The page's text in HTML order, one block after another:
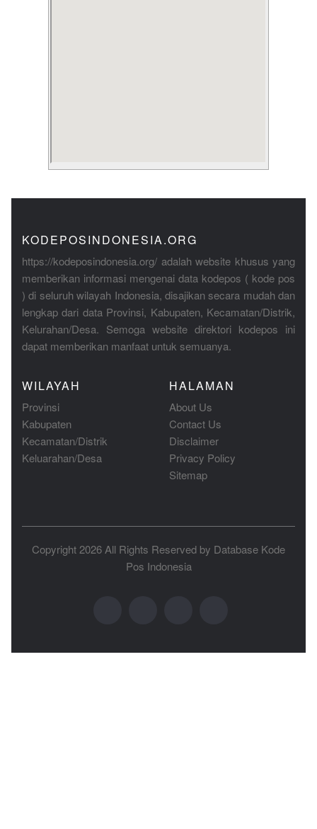
KODEPOSINDONESIA.ORG
https://kodeposindonesia.org/ adalah website khusus yang
memberikan informasi mengenai data kodepos ( kode pos
) di seluruh wilayah Indonesia, disajikan secara mudah dan
lengkap dari data Provinsi, Kabupaten, Kecamatan/Distrik,
Kelurahan/Desa. Semoga website direktori kodepos ini
dapat memberikan manfaat untuk semuanya.
WILAYAH
Provinsi
Kabupaten
Kecamatan/Distrik
Keluarahan/Desa
HALAMAN
About Us
Contact Us
Disclaimer
Privacy Policy
Sitemap
Copyright 2026 All Rights Reserved by Database Kode
Pos Indonesia